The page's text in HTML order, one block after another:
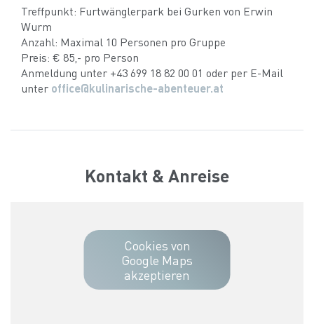
Treffpunkt: Furtwänglerpark bei Gurken von Erwin
Wurm
Anzahl: Maximal 10 Personen pro Gruppe
Preis: € 85,- pro Person
Anmeldung unter +43 699 18 82 00 01 oder per E-Mail
unter office@kulinarische-abenteuer.at
Kontakt & Anreise
Cookies von
Google Maps
akzeptieren